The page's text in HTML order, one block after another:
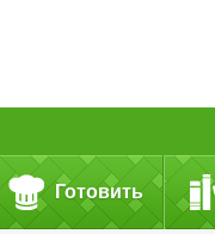
Готовить